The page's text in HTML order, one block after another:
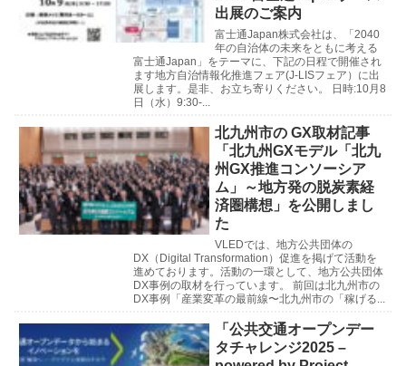
出展のご案内
富士通Japan株式会社は、「2040
年の自治体の未来をともに考える
富士通Japan」をテーマに、下記の日程で開催され
ます地方自治情報化推進フェア(J-LISフェア）に出
展します。是非、お立ち寄りください。 日時:10月8
日（水）9:30-...
北九州市の GX取材記事
「北九州GXモデル「北九
州GX推進コンソーシア
ム」～地方発の脱炭素経
済圏構想」を公開しまし
た
VLEDでは、地方公共団体の
DX（Digital Transformation）促進を掲げて活動を
進めております。活動の一環として、地方公共団体
DX事例の取材を行っています。 前回は北九州市の
DX事例「産業変革の最前線〜北九州市の「稼げる...
「公共交通オープンデー
タチャレンジ2025 –